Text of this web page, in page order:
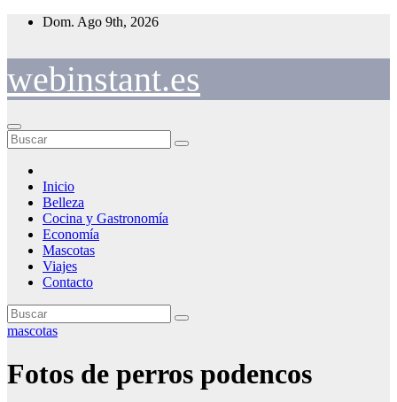
Saltar
Dom. Ago 9th, 2026
webinstant.es
Inicio
Belleza
Cocina y Gastronomía
Economía
Mascotas
Viajes
Contacto
mascotas
Fotos de perros podencos